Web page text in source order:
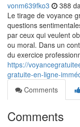
vonm639fko3 388
Le tirage de voyance
questions
par ceux qui veulent
ou moral. Dans un
du exercice
https://
gratuite-en-ligne-
Comments
Comments